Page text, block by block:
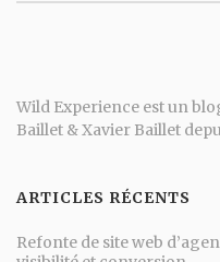
Wild Experience est un
Baillet &Xavier Baillet
ARTICLES RÉCENTS
Refonte de site web